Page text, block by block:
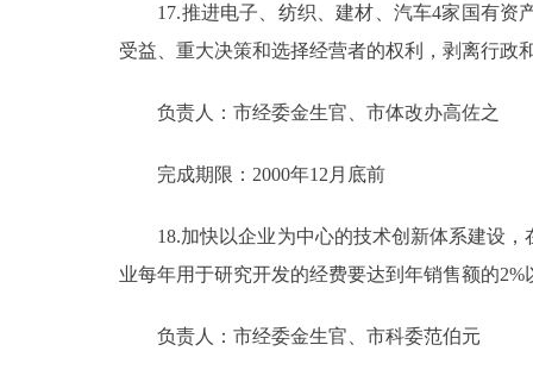
17.推进电子、纺织、建材、汽车4家国有资
受益、重大决策和选择经营者的权利，剥离行政
负责人：市经委金生官、市体改办高佐之
完成期限：2000年12月底前
18.加快以企业为中心的技术创新体系建设，
业每年用于研究开发的经费要达到年销售额的
负责人：市经委金生官、市科委范伯元